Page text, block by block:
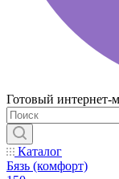
Готовый интернет-
Каталог
Бязь (комфорт)